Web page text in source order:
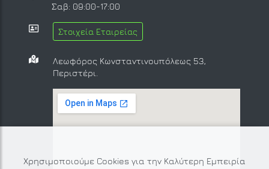
Χρησιμοποιούμε Cookies για την Καλύτερη Εμπειρία
Σαβ: 09:00-17:00
Στοιχεία Εταιρείας
Λεωφόρος Κωνσταντινουπόλεως 53,
Περιστέρι.